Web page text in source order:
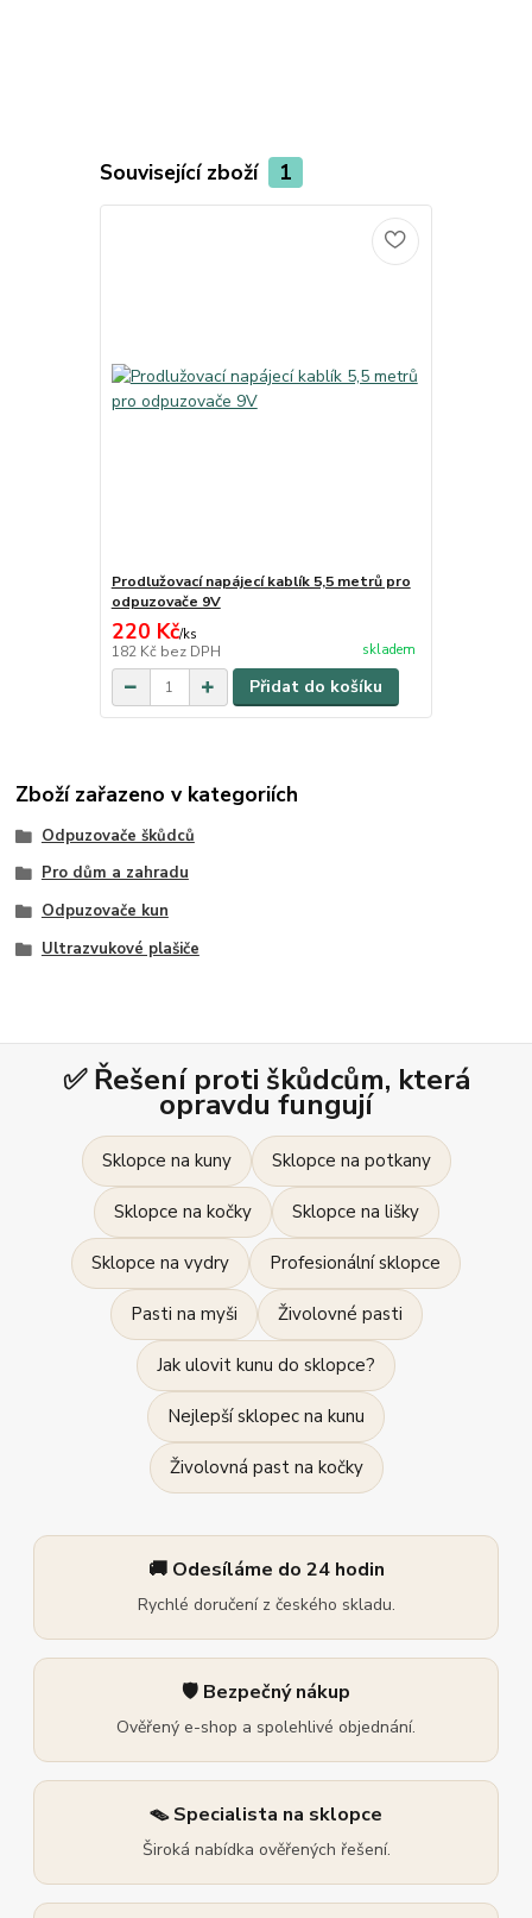
Související zboží 1
Prodlužovací napájecí kablík 5,5 metrů pro
odpuzovače 9V
220 Kč/ks
182 Kč bez DPH skladem
Přidat do košíku
Zboží zařazeno v kategoriích
Odpuzovače škůdců
Pro dům a zahradu
Odpuzovače kun
Ultrazvukové plašiče
✅ Řešení proti škůdcům, která
opravdu fungují
Sklopce na kuny Sklopce na potkany
Sklopce na kočky Sklopce na lišky
Sklopce na vydry Profesionální sklopce
Pasti na myši Živolovné pasti
Jak ulovit kunu do sklopce?
Nejlepší sklopec na kunu
Živolovná past na kočky
🚚 Odesíláme do 24 hodin
Rychlé doručení z českého skladu.
🛡️ Bezpečný nákup
Ověřený e-shop a spolehlivé objednání.
🪤 Specialista na sklopce
Široká nabídka ověřených řešení.